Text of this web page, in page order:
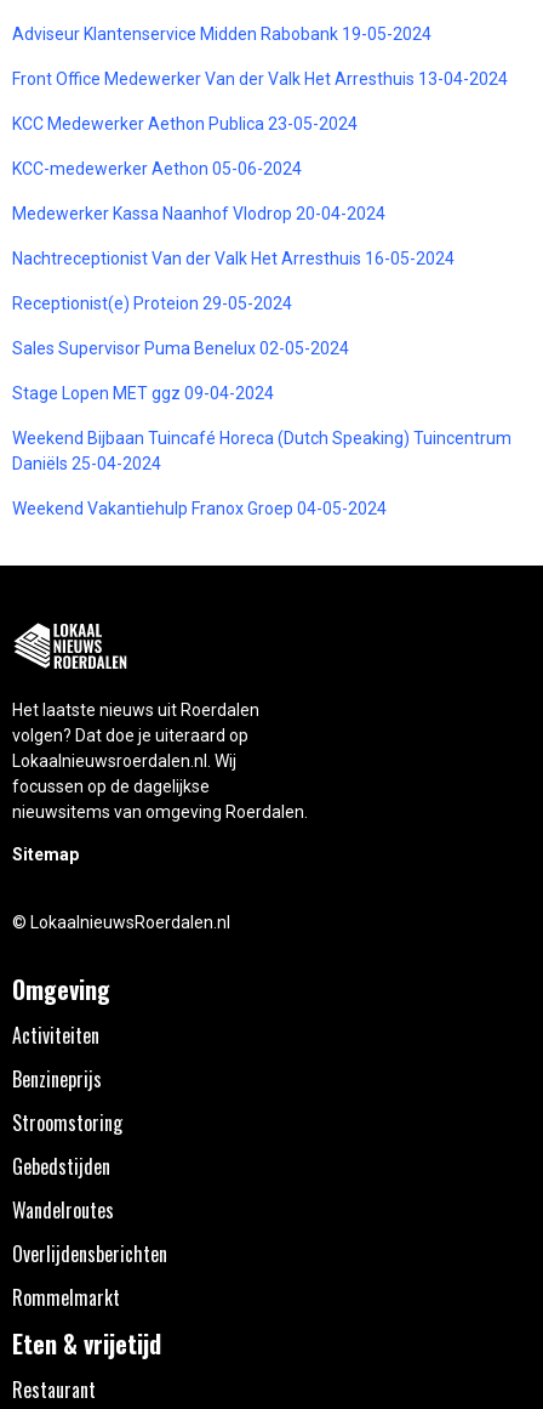
Adviseur Klantenservice Midden Rabobank 19-05-2024
Front Office Medewerker Van der Valk Het Arresthuis 13-04-2024
KCC Medewerker Aethon Publica 23-05-2024
KCC-medewerker Aethon 05-06-2024
Medewerker Kassa Naanhof Vlodrop 20-04-2024
Nachtreceptionist Van der Valk Het Arresthuis 16-05-2024
Receptionist(e) Proteion 29-05-2024
Sales Supervisor Puma Benelux 02-05-2024
Stage Lopen MET ggz 09-04-2024
Weekend Bijbaan Tuincafé Horeca (Dutch Speaking) Tuincentrum
Daniëls 25-04-2024
Weekend Vakantiehulp Franox Groep 04-05-2024
Het laatste nieuws uit Roerdalen
volgen? Dat doe je uiteraard op
Lokaalnieuwsroerdalen.nl. Wij
focussen op de dagelijkse
nieuwsitems van omgeving Roerdalen.
Sitemap
© LokaalnieuwsRoerdalen.nl
Omgeving
Activiteiten
Benzineprijs
Stroomstoring
Gebedstijden
Wandelroutes
Overlijdensberichten
Rommelmarkt
Eten & vrijetijd
Restaurant